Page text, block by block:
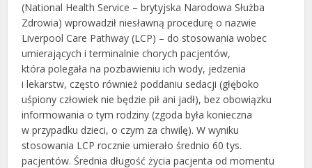
(National Health Service – brytyjska Narodowa Służba
Zdrowia) wprowadził niesławną procedurę o nazwie
Liverpool Care Pathway (LCP) – do stosowania wobec
umierających i terminalnie chorych pacjentów,
która polegała na pozbawieniu ich wody, jedzenia
i lekarstw, często również poddaniu sedacji (głęboko
uśpiony człowiek nie będzie pił ani jadł), bez obowiązku
informowania o tym rodziny (zgoda była konieczna
w przypadku dzieci, o czym za chwilę). W wyniku
stosowania LCP rocznie umierało średnio 60 tys.
pacjentów. Średnia długość życia pacjenta od momentu